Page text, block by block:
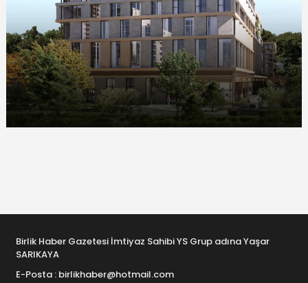
Birlik Haber Gazetesi İmtiyaz Sahibi YS Grup adına Yaşar
SARIKAYA
E-Posta : birlikhaber@hotmail.com